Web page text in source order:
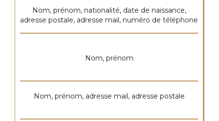
Nom, prénom, nationalité, date de naissance,
adresse postale, adresse mail, numéro de téléphone
Nom, prénom
Nom, prénom, adresse mail, adresse postale